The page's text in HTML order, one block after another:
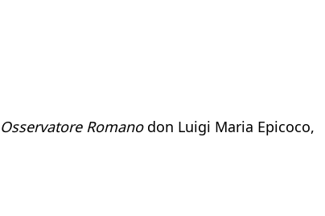
Osservatore Romanodon Luigi Maria Epicoco,